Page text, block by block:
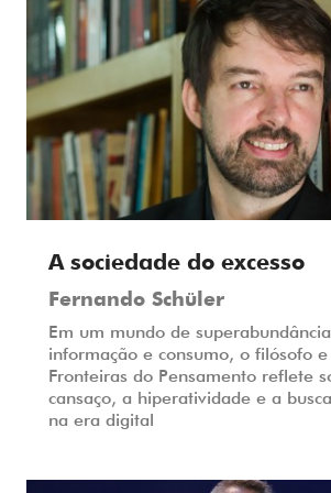
A sociedade do excesso
Fernando Schüler
Em um mundo de
informação e consumo, o filósofo
Fronteiras do Pensamento reflete
cansaço, a hiperatividade e a
na era digital